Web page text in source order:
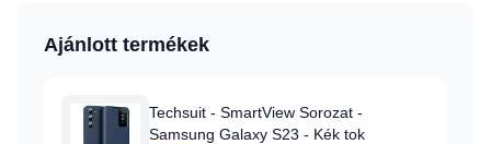
Ajánlott termékek
Techsuit - SmartView Sorozat -
Samsung Galaxy S23 - Kék tok